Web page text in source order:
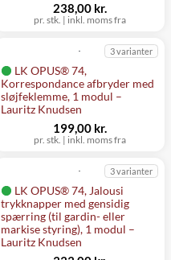
pr. stk. | inkl. moms fra
238,00 kr.
LK OPUS® 74,
Korrespondance afbryder med
sløjfeklemme, 1 modul –
Lauritz Knudsen
3 varianter
pr. stk. | inkl. moms fra
199,00 kr.
LK OPUS® 74, Jalousi
trykknapper med gensidig
spærring (til gardin- eller
markise styring), 1 modul –
Lauritz Knudsen
3 varianter